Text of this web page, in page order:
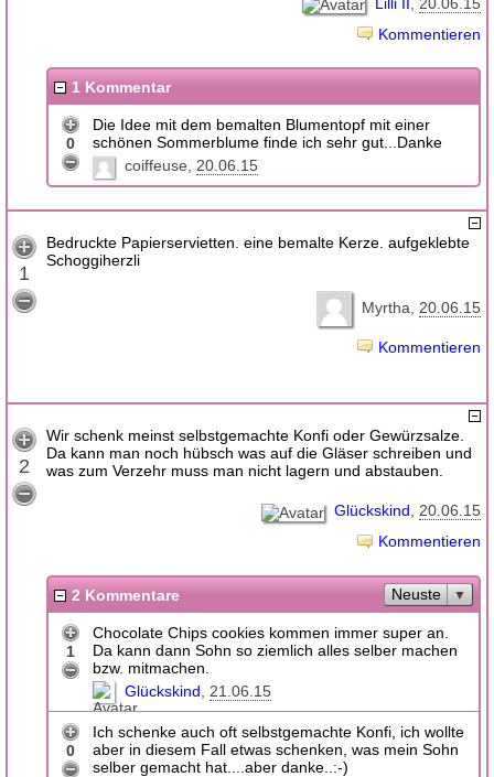
Kommentieren
1 Kommentar
0
Die Idee mit dem bemalten Blumentopf mit einer
schönen Sommerblume finde ich sehr gut...Danke
coiffeuse 20.06.15
1
Bedruckte Papierservietten. eine bemalte Kerze. aufgeklebte
Schoggiherzli
Myrtha 20.06.15
Kommentieren
2
Wir schenk meinst selbstgemachte Konfi oder Gewürzsalze.
Da kann man noch hübsch was auf die Gläser schreiben und
was zum Verzehr muss man nicht lagern und abstauben.
Glückskind 20.06.15
Kommentieren
2 Kommentare Neuste
1
Chocolate Chips cookies kommen immer super an.
Da kann dann Sohn so ziemlich alles selber machen
bzw. mitmachen.
Glückskind
21.06.15
0
Ich schenke auch oft selbstgemachte Konfi, ich wollte
aber in diesem Fall etwas schenken, was mein Sohn
selber gemacht hat....aber danke..:-)